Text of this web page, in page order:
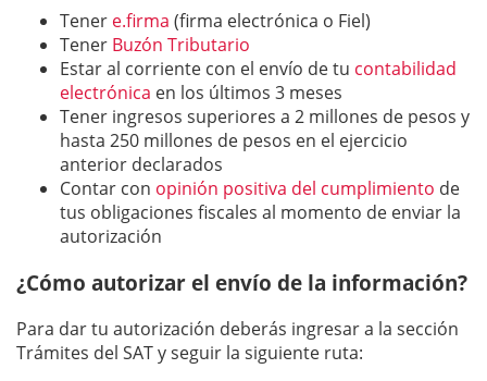
Tener e.firma (firma electrónica o Fiel)
Tener Buzón Tributario
Estar al corriente con el envío de tu contabilidad
electrónica en los últimos 3 meses
Tener ingresos superiores a 2 millones de pesos y
hasta 250 millones de pesos en el ejercicio
anterior declarados
Contar con opinión positiva del cumplimiento de
tus obligaciones fiscales al momento de enviar la
autorización
¿Cómo autorizar el envío de la información?
Para dar tu autorización deberás ingresar a la sección
Trámites del SAT y seguir la siguiente ruta: